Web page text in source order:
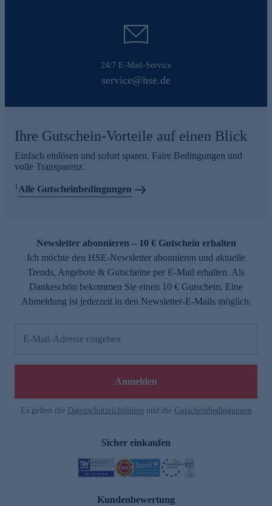
24/7 E-Mail-Service
service@hse.de
Ihre Gutschein-Vorteile auf einen Blick
Einfach einlösen und sofort sparen. Faire Bedingungen und
volle Transparenz.
1Alle Gutscheinbedingungen
Newsletter abonnieren – 10 € Gutschein erhalten
Ich möchte den HSE-Newsletter abonnieren und aktuelle
Trends, Angebote & Gutscheine per E-Mail erhalten. Als
Dankeschön bekommen Sie einen 10 € Gutschein. Eine
Abmeldung ist jederzeit in den Newsletter-E-Mails möglich.
E-Mail-Adresse eingeben
Anmelden
Es gelten die Datenschutzrichtlinien und die Gutscheinbedingungen
Sicher einkaufen
Kundenbewertung